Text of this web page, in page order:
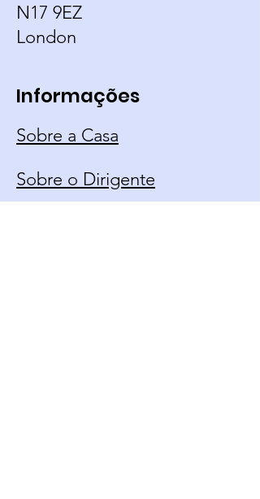
N17 9EZ
London
Informações
Sobre a Casa
Sobre o Dirigente